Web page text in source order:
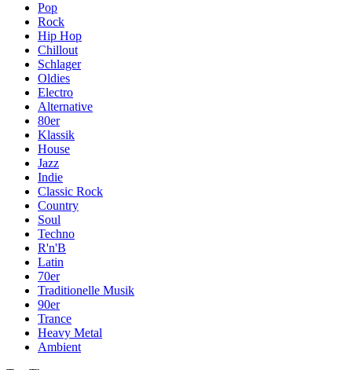
Pop
Rock
Hip Hop
Chillout
Schlager
Oldies
Electro
Alternative
80er
Klassik
House
Jazz
Indie
Classic Rock
Country
Soul
Techno
R'n'B
Latin
70er
Traditionelle Musik
90er
Trance
Heavy Metal
Ambient